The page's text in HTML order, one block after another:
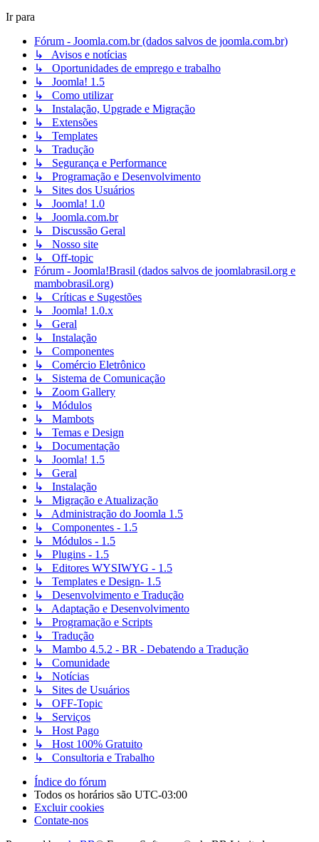
Ir para
Fórum - Joomla.com.br (dados salvos de joomla.com.br)
↳ Avisos e notícias
↳ Oportunidades de emprego e trabalho
↳ Joomla! 1.5
↳ Como utilizar
↳ Instalação, Upgrade e Migração
↳ Extensões
↳ Templates
↳ Tradução
↳ Segurança e Performance
↳ Programação e Desenvolvimento
↳ Sites dos Usuários
↳ Joomla! 1.0
↳ Joomla.com.br
↳ Discussão Geral
↳ Nosso site
↳ Off-topic
Fórum - Joomla!Brasil (dados salvos de joomlabrasil.org e
mambobrasil.org)
↳ Críticas e Sugestões
↳ Joomla! 1.0.x
↳ Geral
↳ Instalação
↳ Componentes
↳ Comércio Eletrônico
↳ Sistema de Comunicação
↳ Zoom Gallery
↳ Módulos
↳ Mambots
↳ Temas e Design
↳ Documentação
↳ Joomla! 1.5
↳ Geral
↳ Instalação
↳ Migração e Atualização
↳ Administração do Joomla 1.5
↳ Componentes - 1.5
↳ Módulos - 1.5
↳ Plugins - 1.5
↳ Editores WYSIWYG - 1.5
↳ Templates e Design- 1.5
↳ Desenvolvimento e Tradução
↳ Adaptação e Desenvolvimento
↳ Programação e Scripts
↳ Tradução
↳ Mambo 4.5.2 - BR - Debatendo a Tradução
↳ Comunidade
↳ Notícias
↳ Sites de Usuários
↳ OFF-Topic
↳ Serviços
↳ Host Pago
↳ Host 100% Gratuito
↳ Consultoria e Trabalho
Índice do fórum
Todos os horários são UTC-03:00
Excluir cookies
Contate-nos